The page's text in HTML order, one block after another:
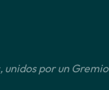
por un Gremio